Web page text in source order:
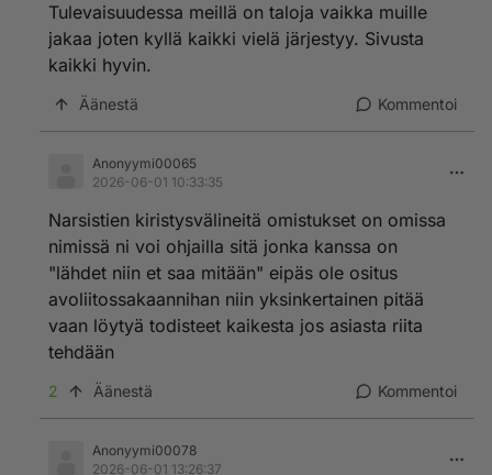
Tulevaisuudessa meillä on taloja vaikka muille
jakaa joten kyllä kaikki vielä järjestyy. Sivusta
kaikki hyvin.
Äänestä Kommentoi
Anonyymi00065
2026-06-01 10:33:35
Narsistien kiristysvälineitä omistukset on omissa
nimissä ni voi ohjailla sitä jonka kanssa on
"lähdet niin et saa mitään" eipäs ole ositus
avoliitossakaannihan niin yksinkertainen pitää
vaan löytyä todisteet kaikesta jos asiasta riita
tehdään
2 Äänestä Kommentoi
Anonyymi00078
2026-06-01 13:26:37